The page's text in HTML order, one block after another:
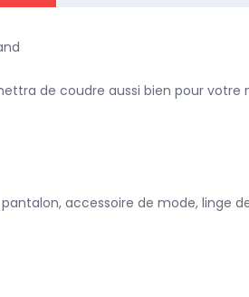
de coudre aussi bien pour
accessoire de mode, linge